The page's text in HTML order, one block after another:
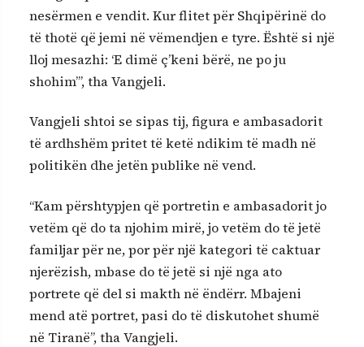
nesërmen e vendit. Kur flitet për Shqipërinë do
të thotë që jemi në vëmendjen e tyre. Është si një
lloj mesazhi: ‘E dimë ç’keni bërë, ne po ju
shohim’”, tha Vangjeli.
Vangjeli shtoi se sipas tij, figura e ambasadorit
të ardhshëm pritet të ketë ndikim të madh në
politikën dhe jetën publike në vend.
“Kam përshtypjen që portretin e ambasadorit jo
vetëm që do ta njohim mirë, jo vetëm do të jetë
familjar për ne, por për një kategori të caktuar
njerëzish, mbase do të jetë si një nga ato
portrete që del si makth në ëndërr. Mbajeni
mend atë portret, pasi do të diskutohet shumë
në Tiranë”, tha Vangjeli.